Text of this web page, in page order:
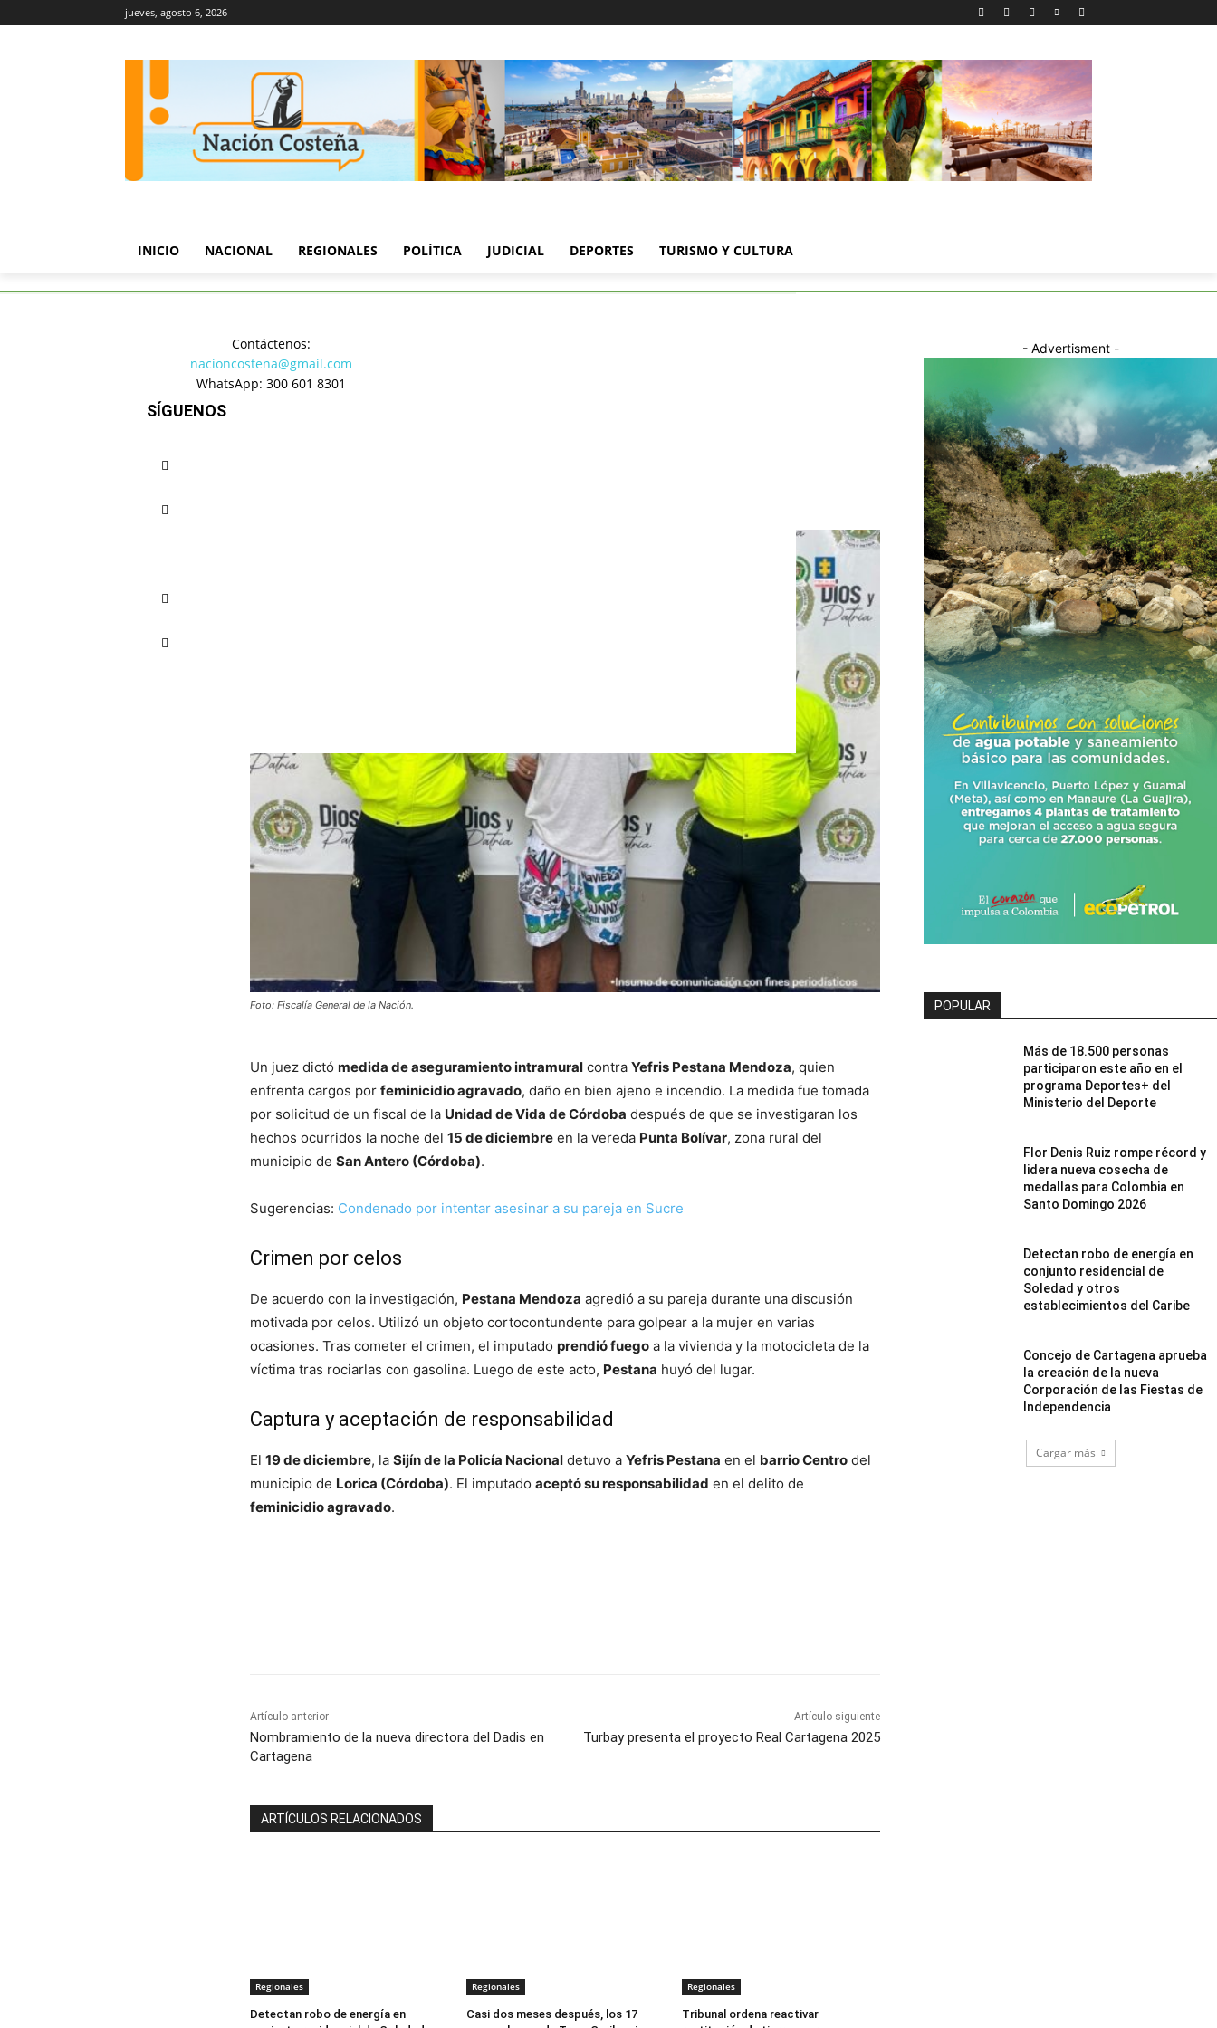
jueves, agosto 6, 2026
INICIO NACIONAL REGIONALES POLÍTICA JUDICIAL DEPORTES TURISMO Y CULTURA
Regionales
Dictan medida contra presunto
Foto: Fiscalía General de la Nación.
Un juez dictó medida de aseguramiento intramural contra Yefris Pestana Mendoza, quien
enfrenta cargos por feminicidio agravado, daño en bien ajeno e incendio. La medida fue tomada
por solicitud de un fiscal de la Unidad de Vida de Córdoba después de que se investigaran los
hechos ocurridos la noche del 15 de diciembre en la vereda Punta Bolívar, zona rural del
municipio de San Antero (Córdoba).
Sugerencias: Condenado por intentar asesinar a su pareja en Sucre
Crimen por celos
De acuerdo con la investigación, Pestana Mendoza agredió a su pareja durante una discusión
motivada por celos. Utilizó un objeto cortocontundente para golpear a la mujer en varias
ocasiones. Tras cometer el crimen, el imputado prendió fuego a la vivienda y la motocicleta de la
víctima tras rociarlas con gasolina. Luego de este acto, Pestana huyó del lugar.
Captura y aceptación de responsabilidad
El 19 de diciembre, la Sijín de la Policía Nacional detuvo a Yefris Pestana en el barrio Centro del
municipio de Lorica (Córdoba). El imputado aceptó su responsabilidad en el delito de
feminicidio agravado.
Artículo anterior
Nombramiento de la nueva directora del Dadis en
Cartagena
Artículo siguiente
Turbay presenta el proyecto Real Cartagena 2025
ARTÍCULOS RELACIONADOS
Regionales
Detectan robo de energía en
Regionales
Casi dos meses después, los 17
Regionales
Tribunal ordena reactivar
- Advertisment -
POPULAR
Más de 18.500 personas
participaron este año en el
programa Deportes+ del
Ministerio del Deporte
Flor Denis Ruiz rompe récord y
lidera nueva cosecha de
medallas para Colombia en
Santo Domingo 2026
Detectan robo de energía en
conjunto residencial de
Soledad y otros
establecimientos del Caribe
Concejo de Cartagena aprueba
la creación de la nueva
Corporación de las Fiestas de
Independencia
Cargar más
Contáctenos:
nacioncostena@gmail.com
WhatsApp: 300 601 8301
SÍGUENOS